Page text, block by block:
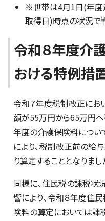
※世帯は4月1日(年度
取得日)時点の状況で
令和８年度介
おける特例措
令和７年度税制改正にお
額が55万円から65万円へ
年度の介護保険料につい
により、税制改正前の給
り算定することとなりまし
同様に、住民税の課税状
響により、令和８年度住
険料の算定においては課